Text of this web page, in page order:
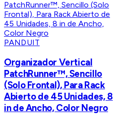
PANDUIT
Organizador Vertical
PatchRunner™, Sencillo
(Solo Frontal), Para Rack
Abierto de 45 Unidades, 8
in de Ancho, Color Negro